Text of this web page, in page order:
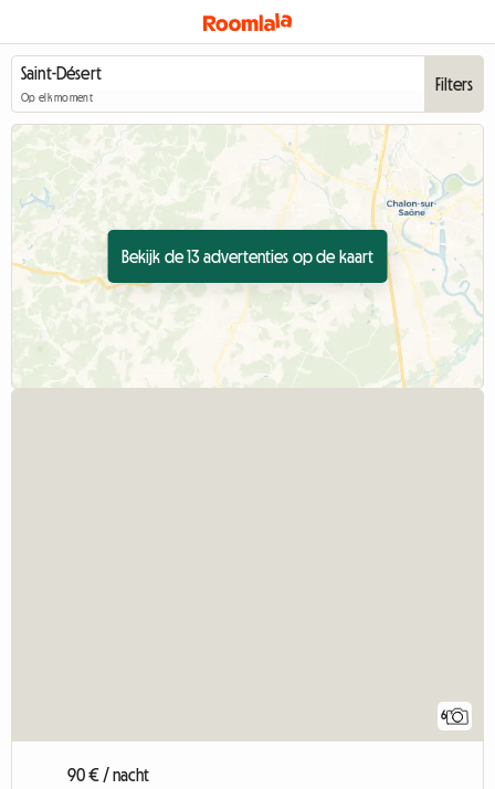
Op elk moment
Filters
Bekijk de 13 advertenties op de kaart
6
90 € / nacht